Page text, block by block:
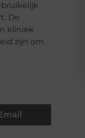
De
kliniek
zijn om